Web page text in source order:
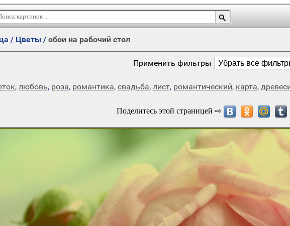
/ Цветы/ обои на рабочий стол
Применить фильтры
, любовь, роза, романтика, свадьба, лист, романтический, карта,